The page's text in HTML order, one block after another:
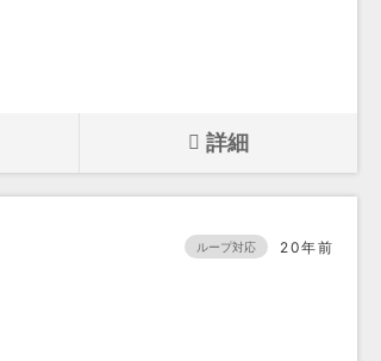
詳細
ループ対応 20年前